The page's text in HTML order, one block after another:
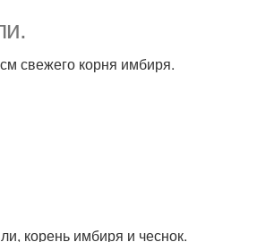
свежего корня имбиря.
корень имбиря и чеснок.